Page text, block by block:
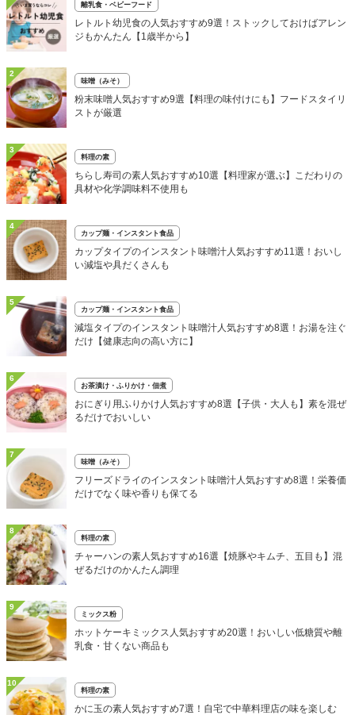
離乳食・ベビーフード
レトルト幼児食の人気おすすめ9選！ストックしておけばアレン
ジもかんたん【1歳半から】
2
味噌（みそ）
粉末味噌人気おすすめ9選【料理の味付けにも】フードスタイリ
ストが厳選
3
料理の素
ちらし寿司の素人気おすすめ10選【料理家が選ぶ】こだわりの
具材や化学調味料不使用も
4
カップ麺・インスタント食品
カップタイプのインスタント味噌汁人気おすすめ11選！おいし
い減塩や具だくさんも
5
カップ麺・インスタント食品
減塩タイプのインスタント味噌汁人気おすすめ8選！お湯を注ぐ
だけ【健康志向の高い方に】
6
お茶漬け・ふりかけ・佃煮
おにぎり用ふりかけ人気おすすめ8選【子供・大人も】素を混ぜ
るだけでおいしい
7
味噌（みそ）
フリーズドライのインスタント味噌汁人気おすすめ8選！栄養価
だけでなく味や香りも保てる
8
料理の素
チャーハンの素人気おすすめ16選【焼豚やキムチ、五目も】混
ぜるだけのかんたん調理
9
ミックス粉
ホットケーキミックス人気おすすめ20選！おいしい低糖質や離
乳食・甘くない商品も
10
料理の素
かに玉の素人気おすすめ7選！自宅で中華料理店の味を楽しむ